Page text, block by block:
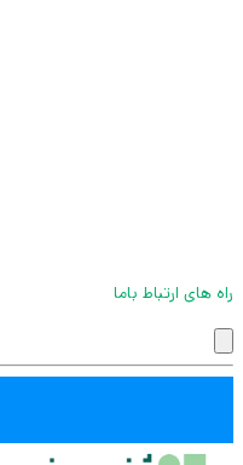
راه های ارتباط باما